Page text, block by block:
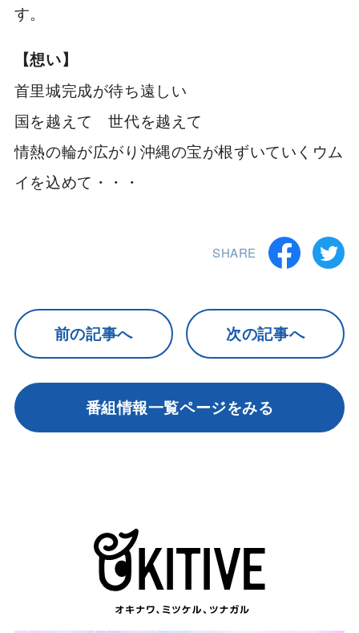
す。
【想い】
首里城完成が待ち遠しい
国を越えて 世代を越えて
情熱の輪が広がり沖縄の宝が根ずいていくウム
イを込めて・・・
SHARE
前の記事へ 次の記事へ
番組情報一覧ページをみる